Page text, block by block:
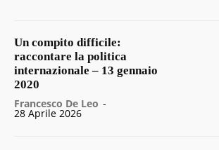
Un compito difficile:
raccontare la politica
internazionale – 13 gennaio
2020
Francesco De Leo -
28 Aprile 2026